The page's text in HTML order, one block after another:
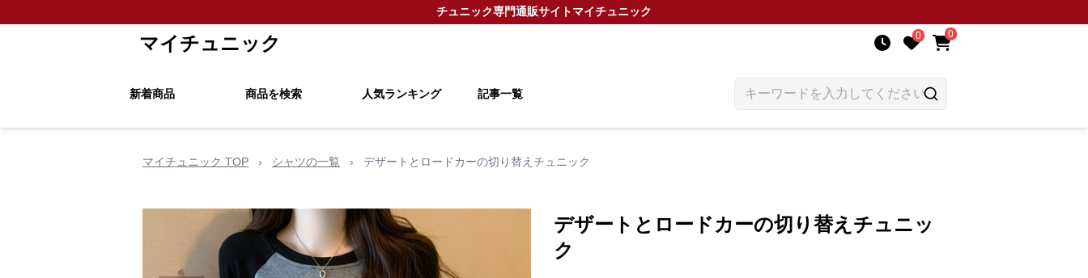
チュニック専門通販サイトマイチュニック
マイチュニック 0 0
新着商品 商品を検索 人気ランキング 記事一覧
マイチュニック TOP › シャツの一覧 › デザートとロードカーの切り替えチュニック
デザートとロードカーの切り替えチュニッ
ク